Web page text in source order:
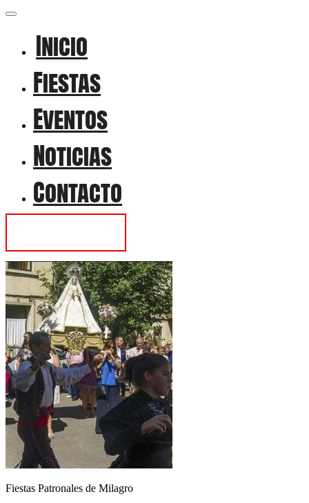
Inicio
Fiestas
Eventos
Noticias
Contacto
Fiestas Patronales de Milagro